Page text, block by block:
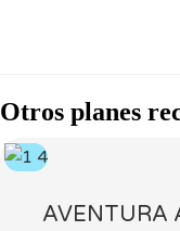
Otros planes
AVENTURA